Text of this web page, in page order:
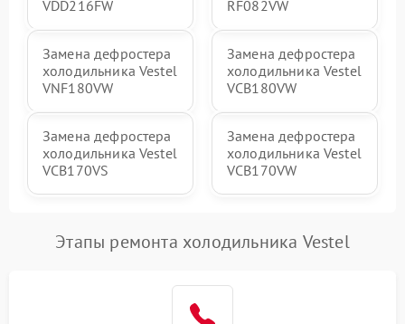
VDD216FW RF082VW
Замена дефростера
холодильника Vestel
VNF180VW
Замена дефростера
холодильника Vestel
VCB180VW
Замена дефростера
холодильника Vestel
VCB170VS
Замена дефростера
холодильника Vestel
VCB170VW
Этапы ремонта холодильника Vestel